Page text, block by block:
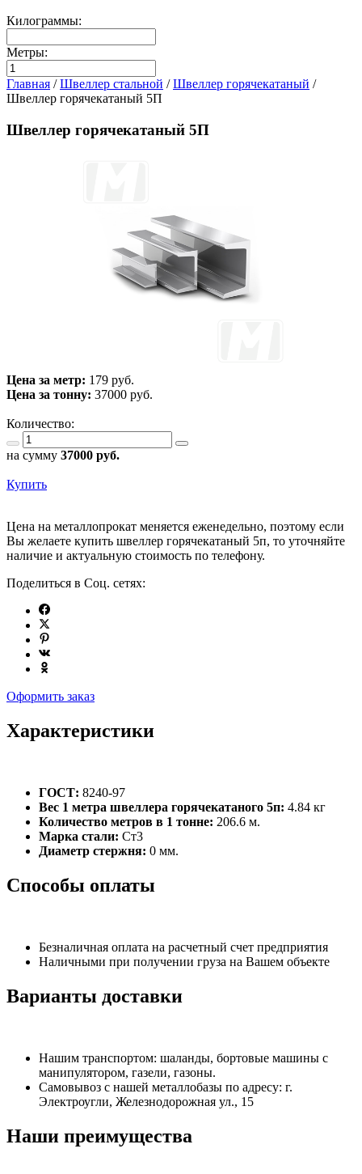
Килограммы:
Метры:
Главная /Швеллер стальной /Швеллер горячекатаный /
Швеллер горячекатаный 5П
Швеллер горячекатаный 5П
Цена за метр: 179 руб.
Цена за тонну: 37000 руб.
Количество:
на сумму 37000 руб.
Купить
Цена на металлопрокат меняется еженедельно, поэтому если
Вы желаете купить швеллер горячекатаный 5п, то уточняйте
наличие и актуальную стоимость по телефону.
Поделиться в Соц. сетях:
Оформить заказ
Характеристики
ГОСТ: 8240-97
Вес 1 метра швеллера горячекатаного 5п: 4.84 кг
Количество метров в 1 тонне: 206.6 м.
Марка стали: Ст3
Диаметр стержня: 0 мм.
Способы оплаты
Безналичная оплата на расчетный счет предприятия
Наличными при получении груза на Вашем объекте
Варианты доставки
Нашим транспортом: шаланды, бортовые машины с
манипулятором, газели, газоны.
Самовывоз с нашей металлобазы по адресу: г.
Электроугли, Железнодорожная ул., 15
Наши преимущества